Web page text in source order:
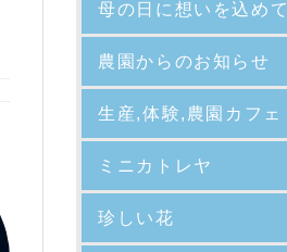
母の日に想いを込めて
農園からのお知らせ
生産,体験,農園カフェ
ミニカトレヤ
珍しい花